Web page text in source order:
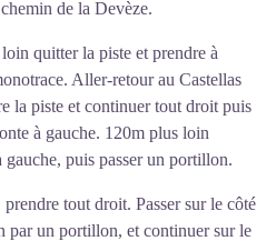
de la Devèze.
quitter la piste et prendre à
Aller-retour au Castellas
la piste et continuer tout droit puis
à gauche. 120m plus loin
gauche, puis passer un portillon.
tout droit. Passer sur le côté
par un portillon, et continuer sur le